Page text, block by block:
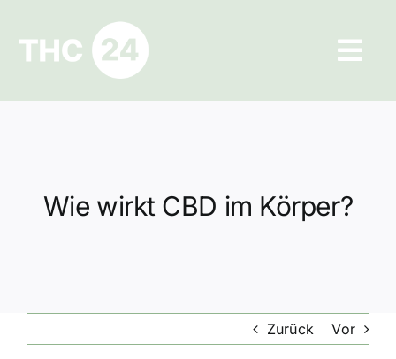
springen
Ratgeber
Datenschutz
Wie wirkt CBD im Körper?
Zurück Vor